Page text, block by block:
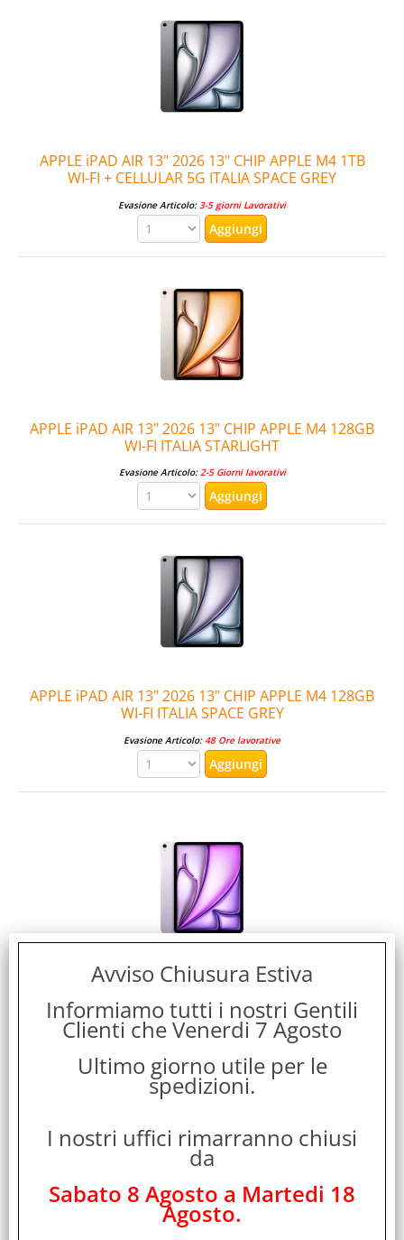
APPLE iPAD AIR 13" 2026 13" CHIP APPLE M4 1TB
WI-FI + CELLULAR 5G ITALIA SPACE GREY
Evasione Articolo:3-5 giorni Lavorativi
APPLE iPAD AIR 13" 2026 13" CHIP APPLE M4 128GB
WI-FI ITALIA STARLIGHT
Evasione Articolo:2-5 Giorni lavorativi
APPLE iPAD AIR 13" 2026 13" CHIP APPLE M4 128GB
WI-FI ITALIA SPACE GREY
Evasione Articolo:48 Ore lavorative
APPLE iPAD AIR 13" 2026 13" CHIP APPLE M4 128GB
WI-FI ITALIA PURPLE
Evasione Articolo:48 Ore lavorative
Avviso Chiusura Estiva
Informiamo tutti i nostri Gentili
Clienti che Venerdi 7 Agosto
Ultimo giorno utile per le
spedizioni.
I nostri uffici rimarranno chiusi
da
Sabato 8 Agosto a Martedi 18
Agosto.